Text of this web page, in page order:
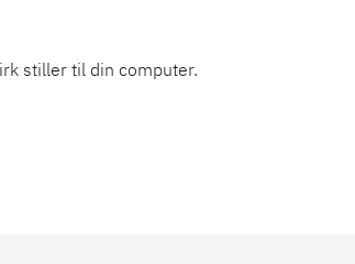
stiller til din computer.